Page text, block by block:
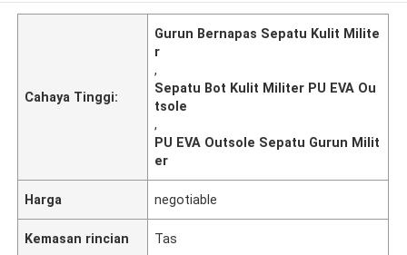
Cahaya Tinggi:
Gurun Bernapas Sepatu Kulit Milite
r
,
Sepatu Bot Kulit Militer PU EVA Ou
tsole
,
PU EVA Outsole Sepatu Gurun Milit
er
Harga negotiable
Kemasan rincian Tas